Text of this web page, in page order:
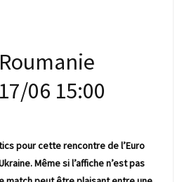
06 15:00
pour cette rencontre de l’Euro
Même si l’affiche n’est pas